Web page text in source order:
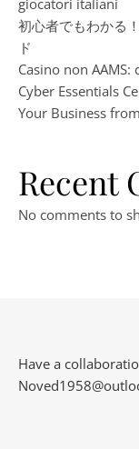
giocatori italiani
初心者でもわかる
ド
Casino non AAMS:
Cyber Essentials
Your Business
Recent
No comments to
Have a